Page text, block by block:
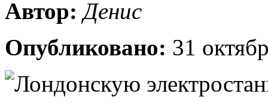
Автор: Денис
Опубликовано: 31